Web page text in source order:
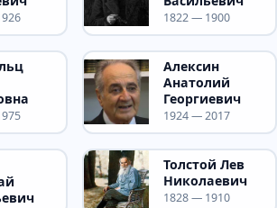
1822 — 1900
Алексин
Анатолий
Георгиевич
1924 — 2017
Толстой Лев
Николаевич
1828 — 1910